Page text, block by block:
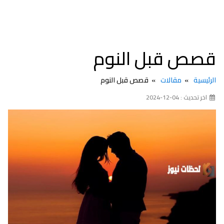
قصص قبل النوم
الرئيسية مقالات قصص قبل النوم
اخر تحديث : 04-12-2024